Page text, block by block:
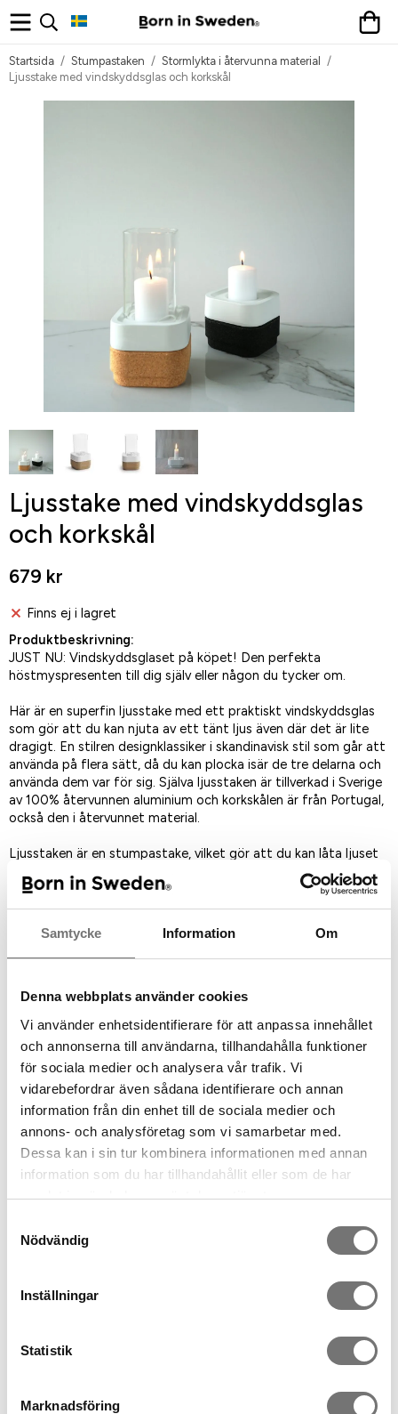
Samtycke Information Om
Denna webbplats använder cookies
Vi använder enhetsidentifierare för att anpassa innehållet
och annonserna till användarna, tillhandahålla funktioner
för sociala medier och analysera vår trafik. Vi
vidarebefordrar även sådana identifierare och annan
information från din enhet till de sociala medier och
annons- och analysföretag som vi samarbetar med.
Dessa kan i sin tur kombinera informationen med annan
information som du har tillhandahållit eller som de har
samlat in när du har använt deras tjänster.
Nödvändig
Inställningar
Statistik
Marknadsföring
Startsida / Stumpastaken / Stormlykta i återvunna material
/
Ljusstake med vindskyddsglas och korkskål
Ljusstake med vindskyddsglas
och korkskål
679 kr
Finns ej i lagret
Produktbeskrivning:
JUST NU: Vindskyddsglaset på köpet! Den perfekta
höstmyspresenten till dig själv eller någon du tycker om.
Här är en superfin ljusstake med ett praktiskt vindskyddsglas
som gör att du kan njuta av ett tänt ljus även där det är lite
dragigt. En stilren designklassiker i skandinavisk stil som går att
använda på flera sätt, då du kan plocka isär de tre delarna och
använda dem var för sig. Själva ljusstaken är tillverkad i Sverige
av 100% återvunnen aluminium och korkskålen är från Portugal,
också den i återvunnet material.
Ljusstaken är en stumpastake, vilket gör att du kan låta ljuset
brinna hela vägen ner. Rengör när det behövs i ugnen enligt
nedanstående anvisiningar.
Design: Jonas Torstensson
Storlek: 18x9x9
då blir den fläckig. Rengöring sker bäst i ugn.
ugnen på 60 graderoch placera Stumpastaken upp - och - ner
på en ungsplåt täckt med bakplåtspapper. Höj upp ljusstaken
lite med tillexempel små bitar kork.
in i ugnen i ca 20 minuter. Då smälter stearinet ut och hamnar
på bakplåtspappret. Ta ut den ur ugnen med en grillvante (den
upprepa proceduren en gång till.
De pulverlackade Stumpastakarna tål att stå ute under tak,
Spara som favorit